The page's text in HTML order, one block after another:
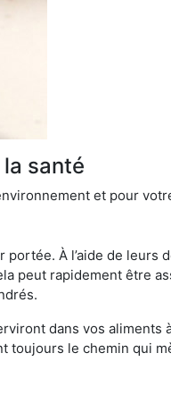
santé
et pour
À l’aide de leurs
peut rapidement être
dans vos aliments
le chemin qui